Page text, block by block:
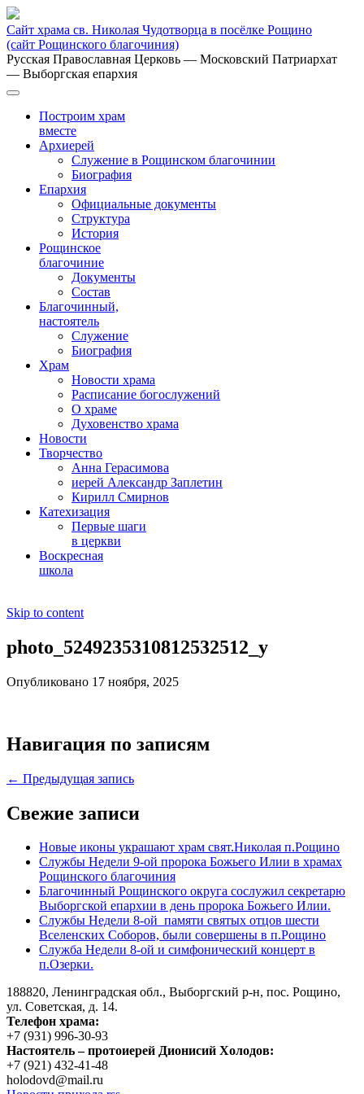
Сайт храма св. Николая Чудотворца в посёлке Рощино
(сайт Рощинского благочиния)
Русская Православная Церковь — Московский Патриархат
— Выборгская епархия
Построим храм
вместе
Архиерей
Служение в Рощинском благочинии
Биография
Епархия
Официальные документы
Структура
История
Рощинское
благочиние
Документы
Состав
Благочинный,
настоятель
Служение
Биография
Храм
Новости храма
Расписание богослужений
О храме
Духовенство храма
Новости
Творчество
Анна Герасимова
иерей Александр Заплетин
Кирилл Смирнов
Катехизация
Первые шаги
в церкви
Воскресная
школа
Skip to content
photo_5249235310812532512_y
Опубликовано 17 ноября, 2025
Навигация по записям
← Предыдущая запись
Свежие записи
Новые иконы украшают храм свят.Николая п.Рощино
Службы Недели 9-ой пророка Божьего Илии в храмах
Рощинского благочиния
Благочинный Рощинского округа сослужил секретарю
Выборгской епархии в день пророка Божьего Илии.
Службы Недели 8-ой памяти святых отцов шести
Вселенских Соборов, были совершены в п.Рощино
Служба Недели 8-ой и симфонический концерт в
п.Озерки.
188820, Ленинградская обл., Выборгский р-н, пос. Рощино,
ул. Советская, д. 14.
Телефон храма:
+7 (931) 996-30-93
Настоятель – протоиерей Дионисий Холодов:
+7 (921) 432-41-48
holodovd@mail.ru